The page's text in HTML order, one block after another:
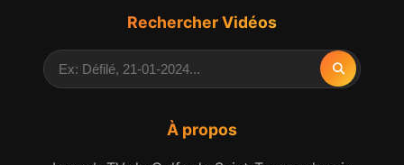
À propos
Rechercher Vidéos